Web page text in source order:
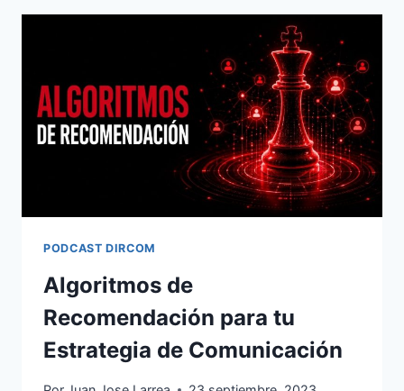
CONVERSACIÓN
MÁS
IMPORTA
NO
MÉTRICAS
PODCAST DIRCOM
Algoritmos de
Recomendación para tu
Estrategia de Comunicación